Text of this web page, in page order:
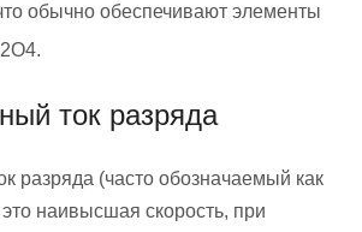
обычно обеспечивают элементы
ток разряда
разряда (часто обозначаемый как
наивысшая скорость, при